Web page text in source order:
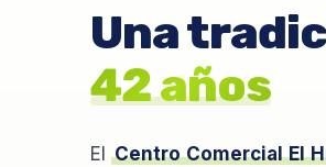
Una
42 años
El Centro Comercial El